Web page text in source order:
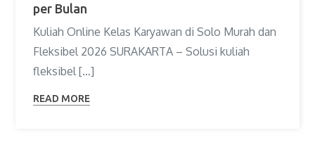
per Bulan
Kuliah Online Kelas Karyawan di Solo Murah dan
Fleksibel 2026 SURAKARTA – Solusi kuliah
fleksibel […]
READ MORE